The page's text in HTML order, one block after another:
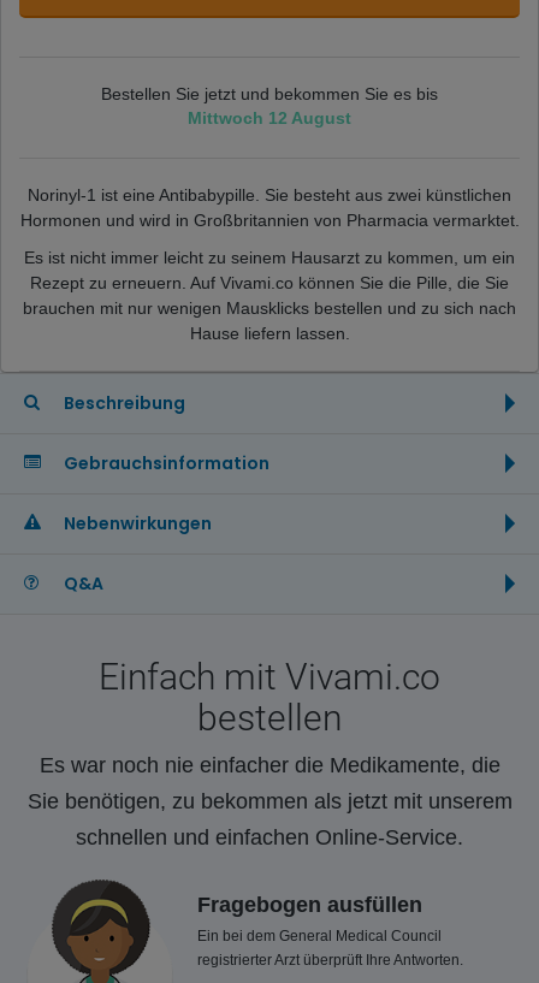
Bestellen Sie jetzt und bekommen Sie es bis
Mittwoch 12 August
Norinyl-1 ist eine Antibabypille. Sie besteht aus zwei künstlichen
Hormonen und wird in Großbritannien von Pharmacia vermarktet.
Es ist nicht immer leicht zu seinem Hausarzt zu kommen, um ein
Rezept zu erneuern. Auf Vivami.co können Sie die Pille, die Sie
brauchen mit nur wenigen Mausklicks bestellen und zu sich nach
Hause liefern lassen.
Beschreibung
Gebrauchsinformation
Nebenwirkungen
Q&A
Einfach mit Vivami.co
bestellen
Es war noch nie einfacher die Medikamente, die
Sie benötigen, zu bekommen als jetzt mit unserem
schnellen und einfachen Online-Service.
Fragebogen ausfüllen
Ein bei dem General Medical Council
registrierter Arzt überprüft Ihre Antworten.